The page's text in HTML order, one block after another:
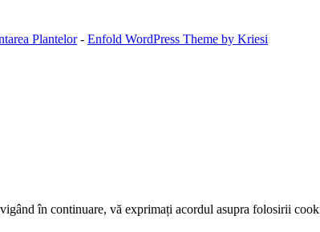
Plantelor- Enfold WordPress Theme by Kriesi
în continuare, vă exprimați acordul asupra folosirii